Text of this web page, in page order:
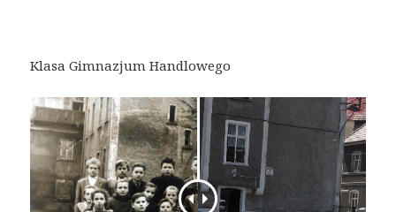
Klasa Gimnazjum Handlowego